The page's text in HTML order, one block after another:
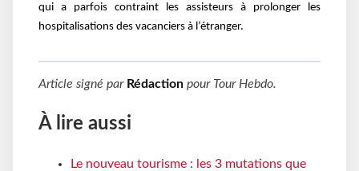
qui a parfois contraint les assisteurs à prolonger les
hospitalisations des vacanciers à l’étranger.
Article signé par Rédaction pour Tour Hebdo.
À lire aussi
Le nouveau tourisme : les 3 mutations que